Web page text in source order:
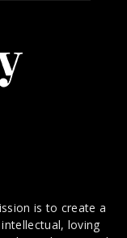
is to create a
loving